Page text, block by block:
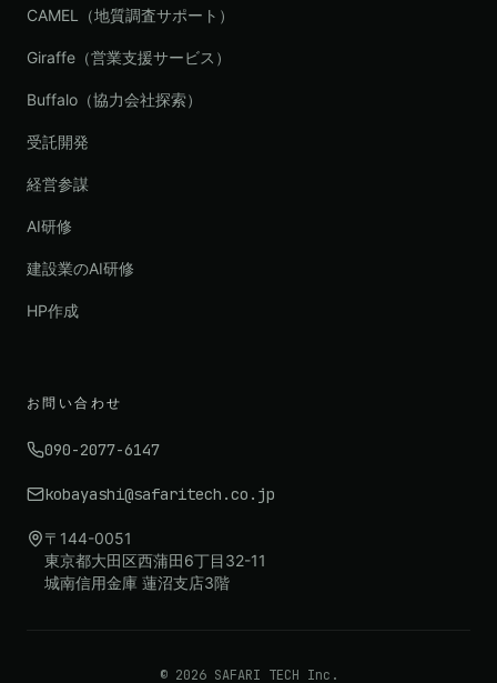
CAMEL（地質調査サポート）
Giraffe（営業支援サービス）
Buffalo（協力会社探索）
受託開発
経営参謀
AI研修
建設業のAI研修
HP作成
お問い合わせ
090-2077-6147
kobayashi@safaritech.co.jp
〒144-0051
東京都大田区西蒲田6丁目32-11
城南信用金庫 蓮沼支店3階
© 2026SAFARI TECH Inc.